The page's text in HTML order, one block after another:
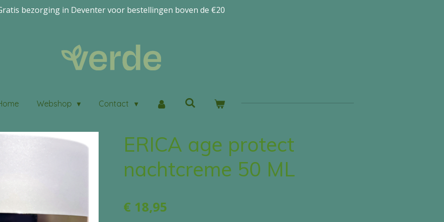
bezorging in Deventer voor bestellingen boven de €20
Webshop Contact
ERICA age protect
nachtcreme 50 ML
€ 18,95